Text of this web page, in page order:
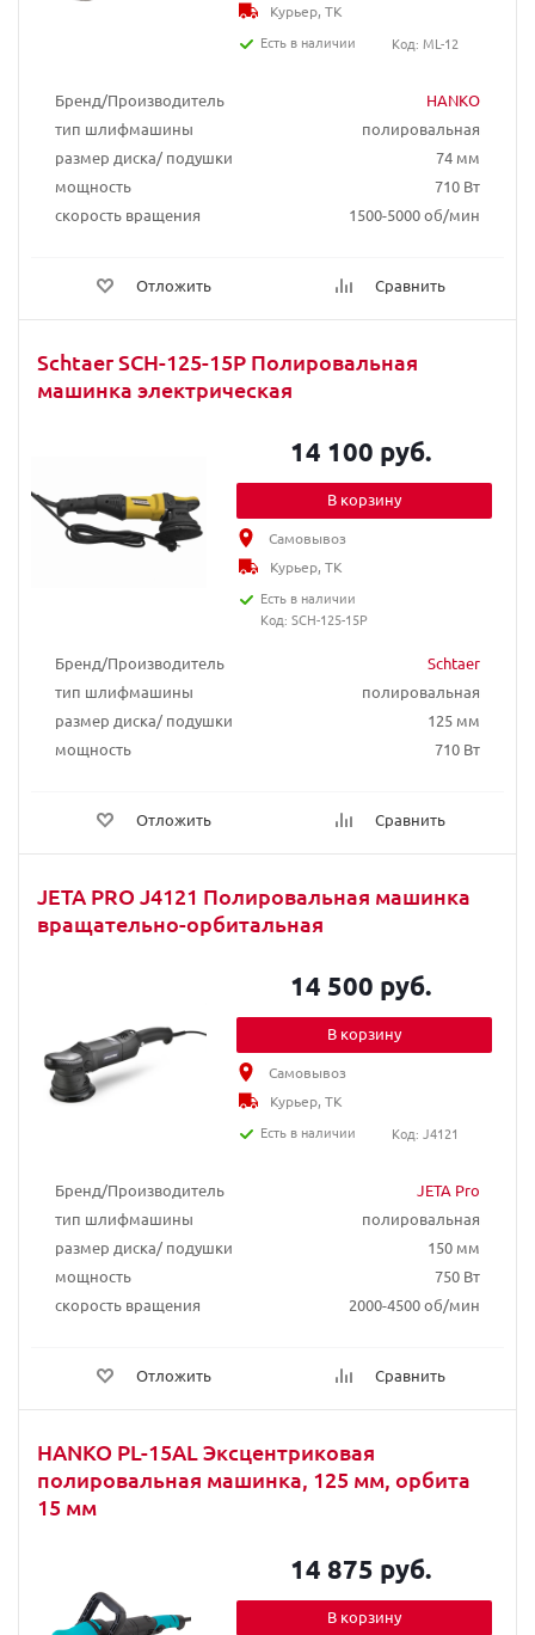
Бренд/Производитель
HANKO
тип шлифмашины
полировальная
размер диска/ подушки
74 мм
мощность
710 Вт
скорость вращения
1500-5000 об/мин
Отложить Сравнить
Курьер, ТК
Есть в наличии
Код: ML-12
Schtaer SCH-125-15P Полировальная
машинка электрическая
Бренд/Производитель
Schtaer
тип шлифмашины
полировальная
размер диска/ подушки
125 мм
мощность
710 Вт
Отложить Сравнить
14 100 руб.
В корзину
Самовывоз
Курьер, ТК
Есть в наличии
Код: SCH-125-15P
JETA PRO J4121 Полировальная машинка
вращательно-орбитальная
Бренд/Производитель
JETA Pro
тип шлифмашины
полировальная
размер диска/ подушки
150 мм
мощность
750 Вт
скорость вращения
2000-4500 об/мин
Отложить Сравнить
14 500 руб.
В корзину
Самовывоз
Курьер, ТК
Есть в наличии
Код: J4121
HANKO PL-15AL Эксцентриковая
полировальная машинка, 125 мм, орбита
15 мм
14 875 руб.
В корзину